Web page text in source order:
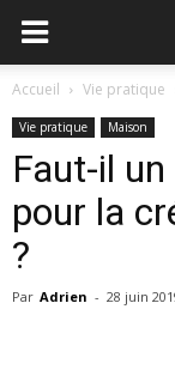
Accueil Vie pratique
Vie pratique Maison
Faut-il
pour la
?
Par Adrien - 28 juin